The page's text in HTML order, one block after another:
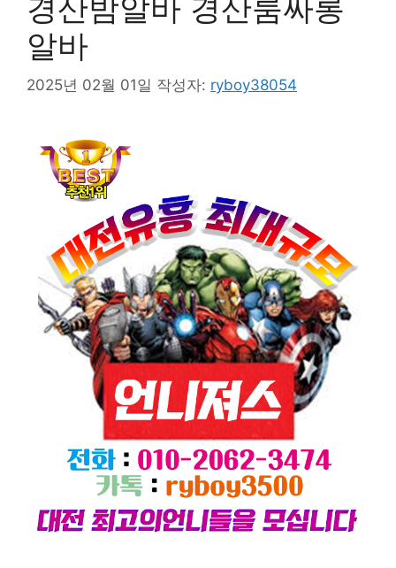
경산밤알바 경산룸싸롱
알바
2025년 02월 01일 작성자: ryboy38054